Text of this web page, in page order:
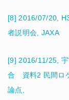
[8] 2016/07/20,
者説明会, JAXA
[9] 2016/11/25,
合 資料2 民間ロ
論点,